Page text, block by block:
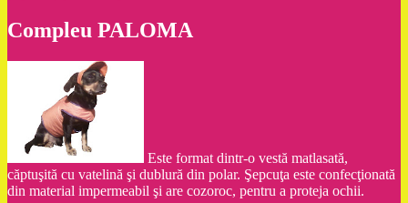
Compleu PALOMA
Este format dintr-o vestă matlasată,
căptuşită cu vatelină şi dublură din polar. Şepcuţa este confecţionată
din material impermeabil şi are cozoroc, pentru a proteja ochii.